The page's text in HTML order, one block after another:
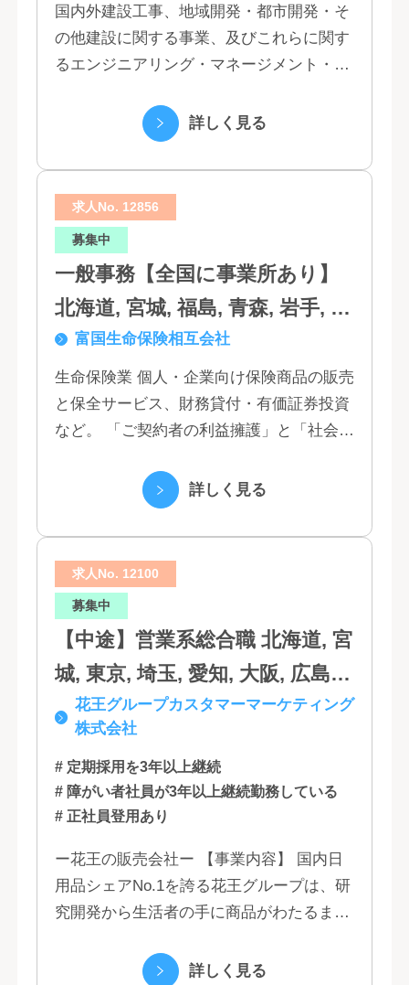
国内外建設工事、地域開発・都市開発・そ
の他建設に関する事業、及びこれらに関す
るエンジニアリング・マネージメント・コ
詳しく見る
求人No. 12856
募集中
一般事務【全国に事業所あり】
北海道, 宮城, 福島, 青森, 岩手, 秋
田, 山形, 東京, 神奈川, 千葉, 埼
玉, 茨城, 栃木, 群馬, 新潟, 石川,
富山, 福井, 長野, 山梨, 愛知, 静
岡, 三重, 岐阜, 大阪, 京都, 兵庫,
滋賀, 奈良, 和歌山, 広島, 岡山, 山
口, 鳥取, 島根, 香川, 愛媛, 徳島,
高知, 福岡, 長崎, 熊本, 鹿児島, 大
分, 宮崎, 佐賀, 沖縄
富国生命保険相互会社
生命保険業 個人・企業向け保険商品の販売
と保全サービス、財務貸付・有価証券投資
など。 「ご契約者の利益擁護」と「社会へ
づく「お客さま基点」をスローガンに掲
詳しく見る
求人No. 12100
募集中
【中途】営業系総合職 北海道, 宮
城, 東京, 埼玉, 愛知, 大阪, 広島,
福岡花王グループカスタマーマーケティング
株式会社
# 定期採用を3年以上継続
# 障がい者社員が3年以上継続勤務している
# 正社員登用あり
ー花王の販売会社ー 【事業内容】 国内日
用品シェアNo.1を誇る花王グループは、研
究開発から生活者の手に商品がわたるまで
で、情報のスピード、質、量ともに他社に
詳しく見る